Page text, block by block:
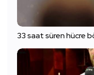
33 saat süren hücre